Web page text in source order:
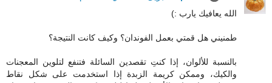
الله يعافيك يارب :)
طمنيني هل قمتي بعمل الفوندان؟ وكيف كانت النتيجة؟
بالنسبة للألوان، إذا كنتِ تقصدين السائلة فتنفع لتلوين المعجنات
والكيك، وممكن كريمة الزبدة إذا استخدمت على شكل نقاط